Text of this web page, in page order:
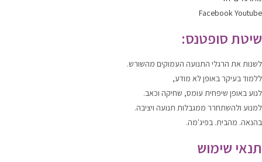
FacebookYoutube
שיטת סופטנס:
לשנות את הרגלי התנועה העמוקים מהשורש.
ללמודבעיקר באופן לא מודע,
לנועבאופן שיפחית עומס, שחיקה וכאב.
למנוע ולהשתחרר ממגבלות תנועה ויציבה.
בהנאה. מהבית. בפיג'מה.
תנאי שימוש